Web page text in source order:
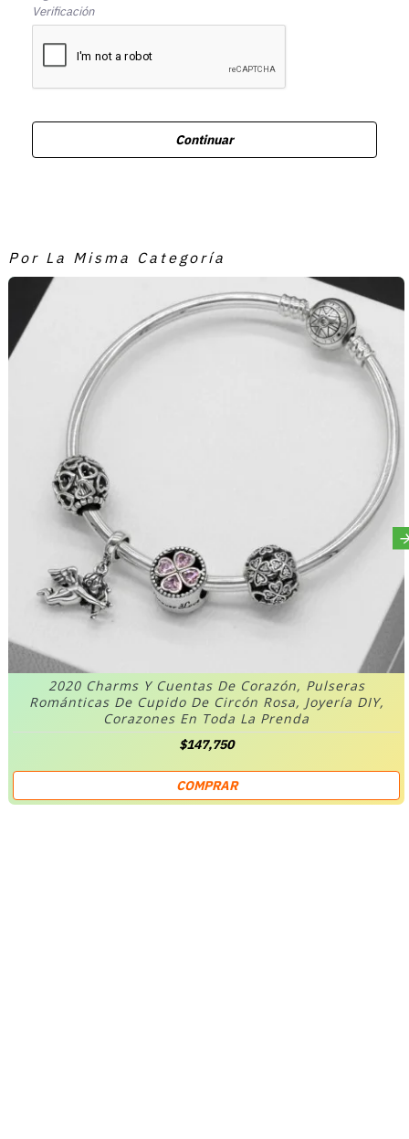
Verificación
Continuar
Por La Misma Categoría
2020 Charms Y Cuentas De Corazón, Pulseras
Románticas De Cupido De Circón Rosa, Joyería DIY,
Corazones En Toda La Prenda
$147,750
COMPRAR